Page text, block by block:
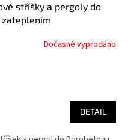
Dočasně vyprodáno
DETAIL